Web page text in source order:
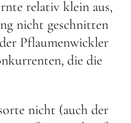
relativ klein aus,
nicht geschnitten
Pflaumenwickler
die die
nicht (auch der